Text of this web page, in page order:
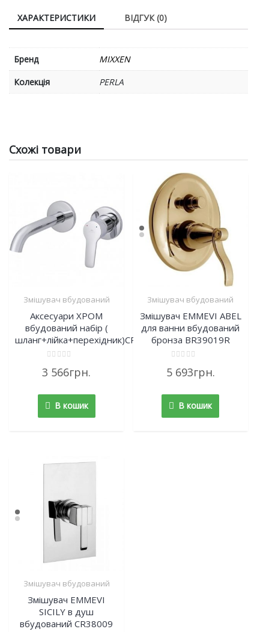
кількість
ХАРАКТЕРИСТИКИ ВІДГУК (0)
Бренд
MIXXEN
Колекція
PERLA
Схожі товари
Змішувач вбудований
Аксесуари ХРОМ
вбудований набір (
шланг+лійка+перехідник)CR154
0
out
5
3 566грн.
В кошик
Змішувач вбудований
Змішувач EMMEVI ABEL
для ванни вбудований
бронза BR39019R
0
out
5
5 693грн.
В кошик
Змішувач вбудований
Змішувач EMMEVI
SICILY в душ
вбудований CR38009